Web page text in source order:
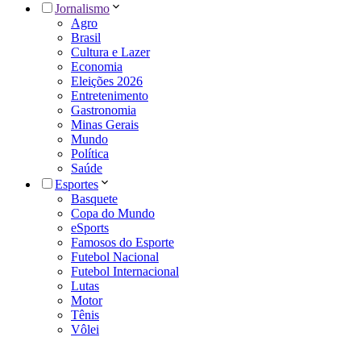
Jornalismo
Agro
Brasil
Cultura e Lazer
Economia
Eleições 2026
Entretenimento
Gastronomia
Minas Gerais
Mundo
Política
Saúde
Esportes
Basquete
Copa do Mundo
eSports
Famosos do Esporte
Futebol Nacional
Futebol Internacional
Lutas
Motor
Tênis
Vôlei